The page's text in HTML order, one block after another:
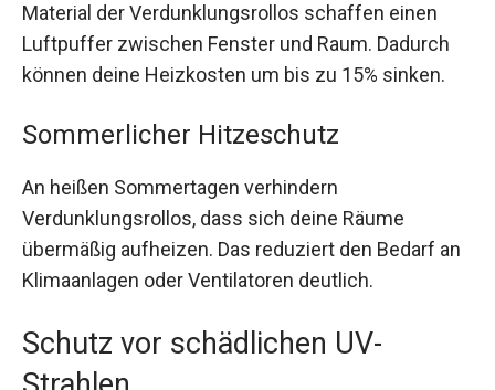
Material der Verdunklungsrollos schaffen einen
Luftpuffer zwischen Fenster und Raum. Dadurch
können deine Heizkosten um bis zu 15% sinken.
Sommerlicher Hitzeschutz
An heißen Sommertagen verhindern
Verdunklungsrollos, dass sich deine Räume
übermäßig aufheizen. Das reduziert den Bedarf an
Klimaanlagen oder Ventilatoren deutlich.
Schutz vor schädlichen UV-